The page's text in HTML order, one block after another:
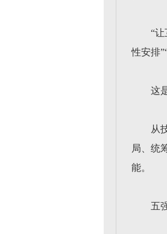
“
性安排
这
从
局、统
能。
五